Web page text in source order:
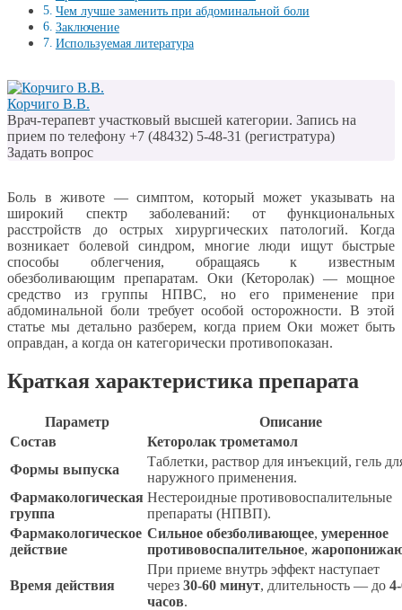
Чем лучше заменить при абдоминальной боли
Заключение
Используемая литература
Корчиго В.В.
Врач-терапевт участковый высшей категории. Запись на
прием по телефону +7 (48432) 5-48-31 (регистратура)
Задать вопрос
Боль в животе — симптом, который может указывать на
широкий спектр заболеваний: от функциональных
расстройств до острых хирургических патологий. Когда
возникает болевой синдром, многие люди ищут быстрые
способы облегчения, обращаясь к известным
обезболивающим препаратам. Оки (Кеторолак) — мощное
средство из группы НПВС, но его применение при
абдоминальной боли требует особой осторожности. В этой
статье мы детально разберем, когда прием Оки может быть
оправдан, а когда он категорически противопоказан.
Краткая характеристика препарата
Параметр
Описание
Состав
Кеторолак трометамол
Формы выпуска
Таблетки, раствор для инъекций, гель
наружного применения.
Фармакологическая
группа
Нестероидные противовоспалительные
препараты (НПВП).
Фармакологическое
действие
Сильное обезболивающее, умеренное
противовоспалительное,
Время действия
При приеме внутрь эффект наступает
через 30-60 минут, длительность — до
часов.